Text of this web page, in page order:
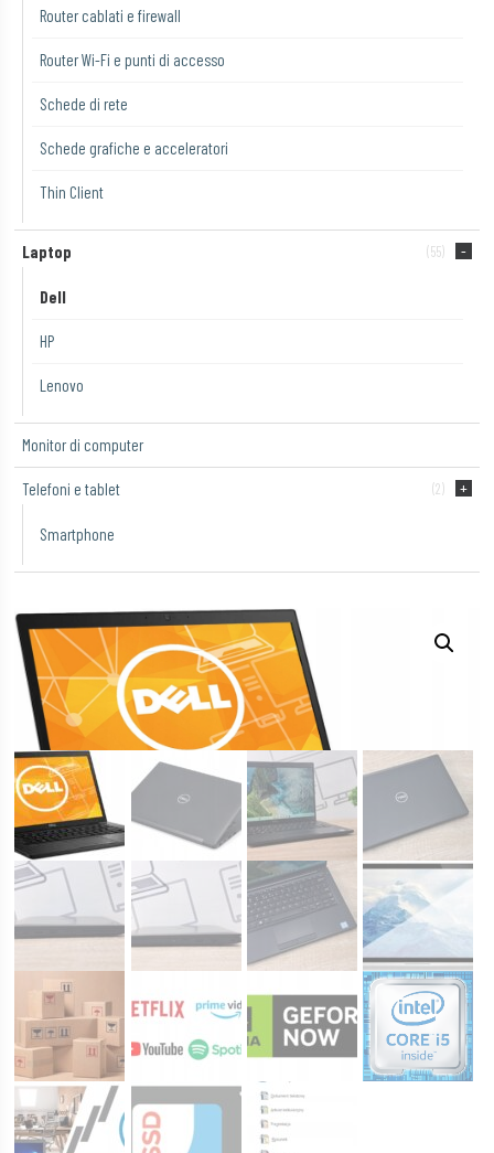
Router cablati e firewall
Router Wi-Fi e punti di accesso
Schede di rete
Schede grafiche e acceleratori
Thin Client
Laptop (55)
Dell
HP
Lenovo
Monitor di computer
Telefoni e tablet (2)
Smartphone